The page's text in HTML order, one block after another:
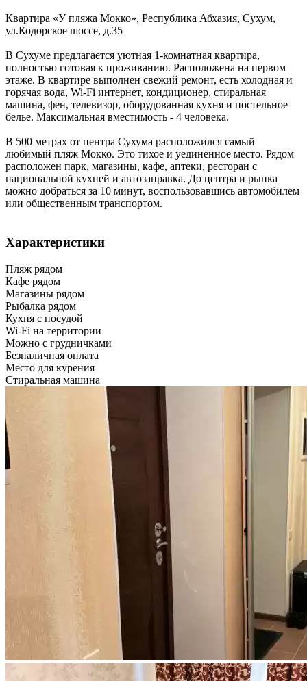
Квартира «У пляжа Мокко», Республика Абхазия, Сухум,
ул.Кодорское шоссе, д.35
В Сухуме предлагается уютная 1-комнатная квартира,
полностью готовая к проживанию. Расположена на первом
этаже. В квартире выполнен свежий ремонт, есть холодная и
горячая вода, Wi-Fi интернет, кондиционер, стиральная
машина, фен, телевизор, оборудованная кухня и постельное
белье. Максимальная вместимость - 4 человека.
В 500 метрах от центра Сухума расположился самый
любимый пляж Мокко. Это тихое и уединенное место. Рядом
расположен парк, магазины, кафе, аптеки, ресторан с
национальной кухней и автозаправка. До центра и рынка
можно добраться за 10 минут, воспользовавшись автомобилем
или общественным транспортом.
Характеристики
Пляж рядом
Кафе рядом
Магазины рядом
Рыбалка рядом
Кухня с посудой
Wi-Fi на территории
Можно с грудничками
Безналичная оплата
Место для курения
Стиральная машина